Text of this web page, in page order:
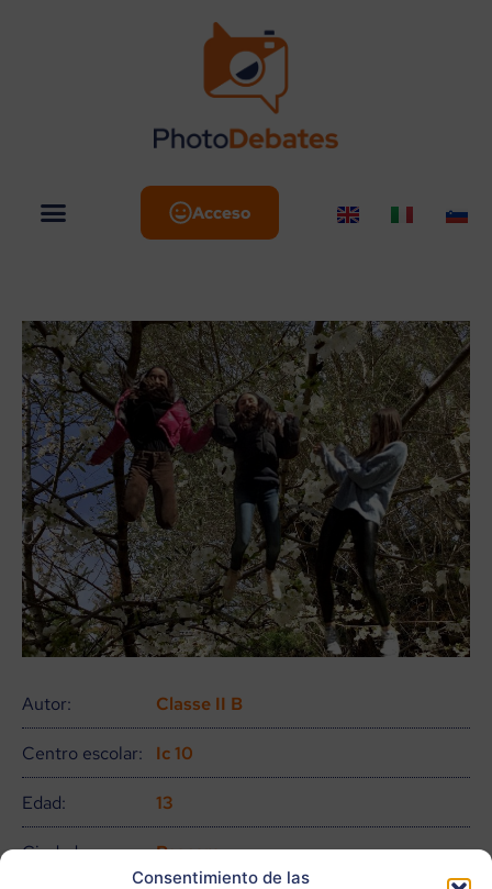
Consentimiento de las
Acceso
Autor: Classe II B
Centro escolar: Ic 10
Edad: 13
Ciudad: Pescara